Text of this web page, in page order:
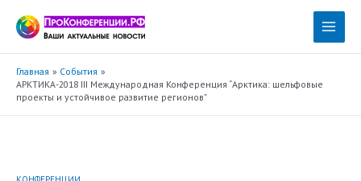
содержимому
Main
Главная
События
АРКТИКА-2018 III Международная Конференция “Арктика: шельфовые
проекты и устойчивое развитие регионов”